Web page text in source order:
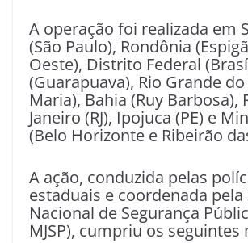
A operação foi realizada em
(São Paulo), Rondônia
Oeste), Distrito Federal
(Guarapuava), Rio Grande do
Maria), Bahia (Ruy Barbosa),
Janeiro (RJ), Ipojuca (PE) e
(Belo Horizonte e Ribeirão
A ação, conduzida pelas
estaduais e coordenada pela
Nacional de Segurança
MJSP), cumpriu os seguintes